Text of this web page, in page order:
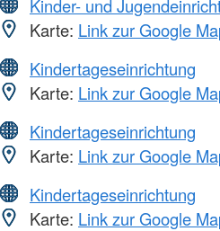
Kinder- und
Karte: Link zur Google
Kindertageseinrichtung
Karte: Link zur Google
Kindertageseinrichtung
Karte: Link zur Google
Kindertageseinrichtung
Karte: Link zur Google